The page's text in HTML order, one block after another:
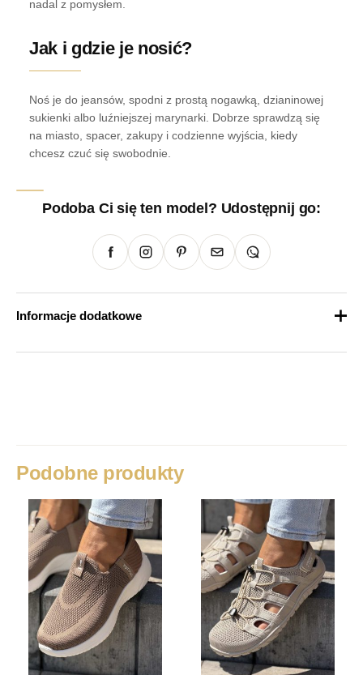
nadal z pomysłem.
Jak i gdzie je nosić?
Noś je do jeansów, spodni z prostą nogawką, dzianinowej
sukienki albo luźniejszej marynarki. Dobrze sprawdzą się
na miasto, spacer, zakupy i codzienne wyjścia, kiedy
chcesz czuć się swobodnie.
Podoba Ci się ten model? Udostępnij go:
Informacje dodatkowe
Kolor White/Navy, White/Grey
Podobne produkty